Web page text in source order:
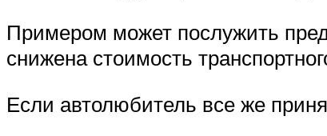
Примером может послужить
снижена стоимость
Если автолюбитель все же